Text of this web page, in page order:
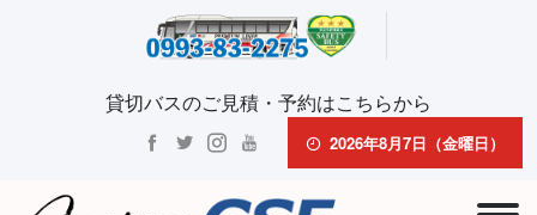
貸切バスのご見積・予約はこちらから
2026年8月7日（金曜日）